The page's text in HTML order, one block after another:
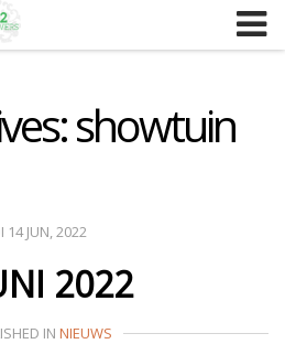
showtuin
14 JUN, 2022
2022
IN NIEUWS